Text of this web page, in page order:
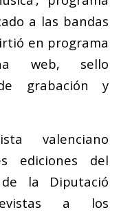
a las bandas
en programa
web, sello
grabación y
valenciano
ediciones del
la Diputació
a los